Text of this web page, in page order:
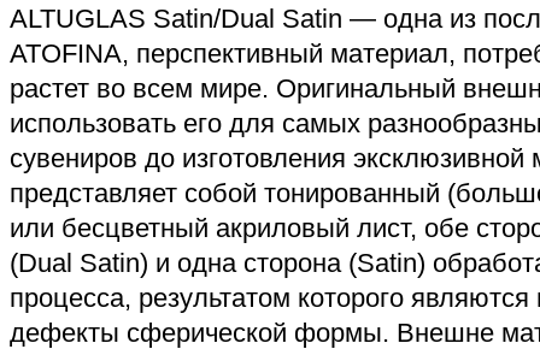
ALTUGLAS Satin/Dual Satin — одна из
ATOFINA, перспективный материал,
растет во всем мире. Оригинальный
использовать его для самых
сувениров до изготовления
представляет собой тонированный
или бесцветный акриловый лист, обе
(Dual Satin) и одна сторона (Satin)
процесса, результатом которого
дефекты сферической формы. Внешне